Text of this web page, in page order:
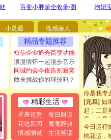
小灵通 性感丽人
精品专题推荐
短信企业通秀百变功能
浪漫情怀一起漫步音乐
同城约会今夜告别寂寞
敢来挑战你的球技吗？
精彩生活
星座运势
每日财运
花边新闻
魔鬼辞典
情感测试
生活笑话
[圣诞节]
要平安！
[圣诞节]
能正大光
天都要快
[圣诞节]
如意,快
[元旦]看
断电。爱
你是我专
[元旦] 如
起；二是
离。水晶
[元旦]当
泣，这痛
今日运程
桃花运，